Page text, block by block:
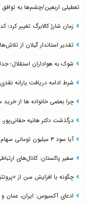
تعطیلی اربعین/چشم‌ها به توافق
زمان شارژ کالابرگ تغییر کرد؛
تقدیر استاندار گیلان از
شوک به هواداران استقلال؛
شرط ادامه دریافت یارانه
چرا بعضی خانواده ها از
درگذشت دکتر هانیه
آیا سود ۳ میلیون تومانی سهام عدالت واقعی است؟
سفیر پاکستان: کانال‌های
چگونه با افزایش سن از
ادعای آکسیوس: ایران، عمان و